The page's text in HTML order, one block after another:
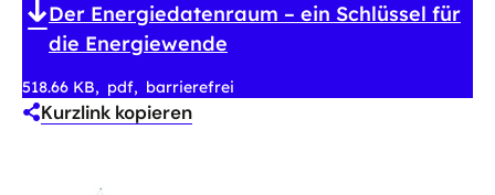
Der Energiedatenraum – ein Schlüssel für
die Energiewende
518.66 KB pdf barrierefrei
Kurzlink kopieren